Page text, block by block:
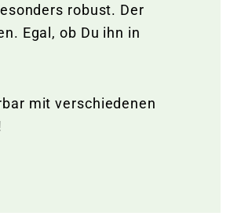
robust. Der
Egal, ob Du ihn in
mit verschiedenen